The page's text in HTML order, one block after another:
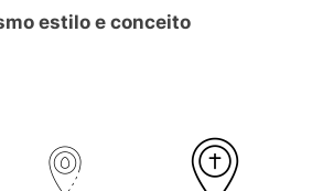
estilo e conceito